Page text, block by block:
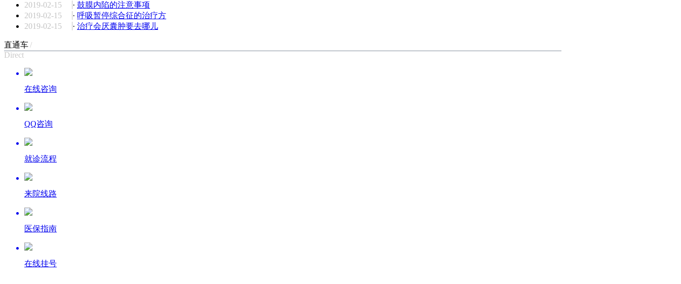
2019-02-15
· 鼓膜内陷的注意事项
2019-02-15
· 呼吸暂停综合征的治疗方
2019-02-15
· 治疗会厌囊肿要去哪儿
直通车/
Direct
在线咨询
QQ咨询
就诊流程
来院线路
医保指南
在线挂号